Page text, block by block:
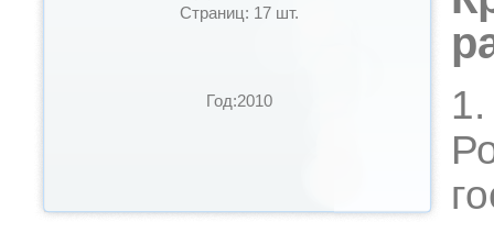
Страниц: 17 шт.
Год:2010